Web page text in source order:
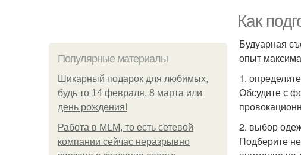
Как
Популярные материалы
Шикарный подарок для любимых,
будь то 14 февраля, 8 марта или
день рождения!
Работа в MLM, то есть сетевой
компании сейчас неразрывно
Будуарная
опыт
1.
Обсудите с
2. выбор
Подберите